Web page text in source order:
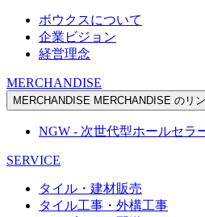
ボウクスについて
企業ビジョン
経営理念
MERCHANDISE
MERCHANDISE MERCHANDISE のリ
NGW - 次世代型ホールセラ
SERVICE
タイル・建材販売
タイル工事・外構工事